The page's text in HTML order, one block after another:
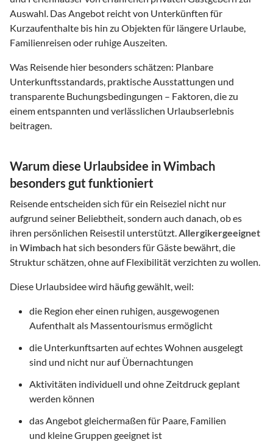
Auswahl. Das Angebot reicht von Unterkünften für
Kurzaufenthalte bis hin zu Objekten für längere Urlaube,
Familienreisen oder ruhige Auszeiten.
Was Reisende hier besonders schätzen: Planbare
Unterkunftsstandards, praktische Ausstattungen und
transparente Buchungsbedingungen – Faktoren, die zu
einem entspannten und verlässlichen Urlaubserlebnis
beitragen.
Warum diese Urlaubsidee in Wimbach
besonders gut funktioniert
Reisende entscheiden sich für ein Reiseziel nicht nur
aufgrund seiner Beliebtheit, sondern auch danach, ob es
ihren persönlichen Reisestil unterstützt.Allergikergeeignet
in Wimbach hat sich besonders für Gäste bewährt, die
Struktur schätzen, ohne auf Flexibilität verzichten zu wollen.
Diese Urlaubsidee wird häufig gewählt, weil:
die Region eher einen ruhigen, ausgewogenen
Aufenthalt als Massentourismus ermöglicht
die Unterkunftsarten auf echtes Wohnen ausgelegt
sind und nicht nur auf Übernachtungen
Aktivitäten individuell und ohne Zeitdruck geplant
werden können
das Angebot gleichermaßen für Paare, Familien
und kleine Gruppen geeignet ist